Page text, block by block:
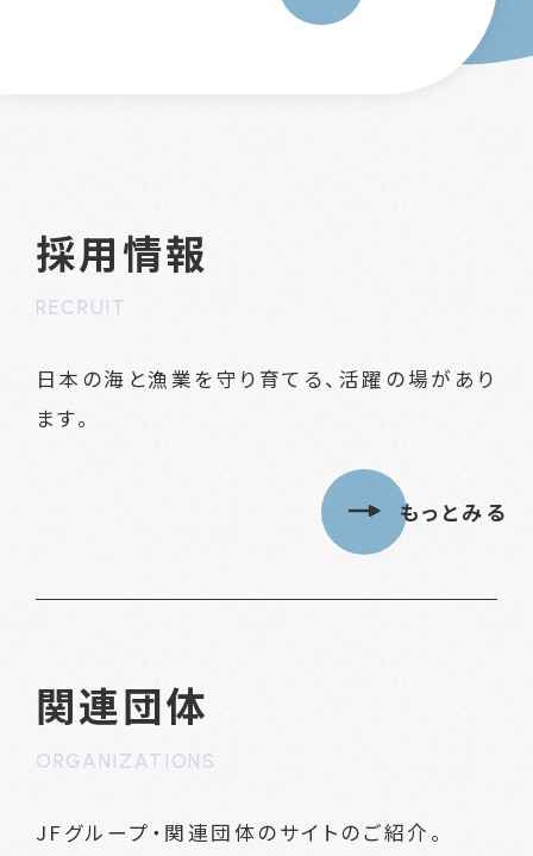
採用情報
RECRUIT
日本の海と漁業を守り育てる、活躍の場があり
ます。
もっとみる
関連団体
ORGANIZATIONS
JFグループ・関連団体のサイトのご紹介。